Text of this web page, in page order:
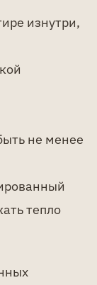
изнутри,
не менее
тепло